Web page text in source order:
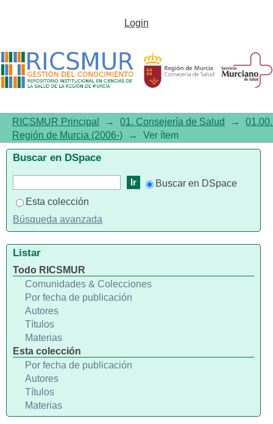
Boletín de Farmacovigilancia de
Número 30
Login
RICSMUR Principal → 01. Consejería de Salud →
Región de Murcia (2006-)
→ Ver ítem
Buscar en DSpace
Buscar en DSpace
Esta colección
Búsqueda avanzada
Listar
Todo RICSMUR
Comunidades & Colecciones
Por fecha de publicación
Autores
Títulos
Materias
Esta colección
Por fecha de publicación
Autores
Títulos
Materias